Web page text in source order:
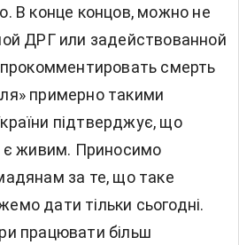
В конце концов, можно не
ДРГ или задействованной
смерть
примерно такими
підтверджує, що
є живим. Приносимо
за те, що таке
дати тільки сьогодні.
працювати більш